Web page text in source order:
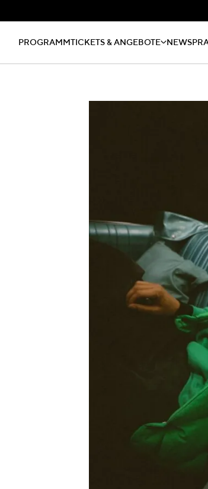
PROGRAMMTICKETS & ANGEBOTE NEWS